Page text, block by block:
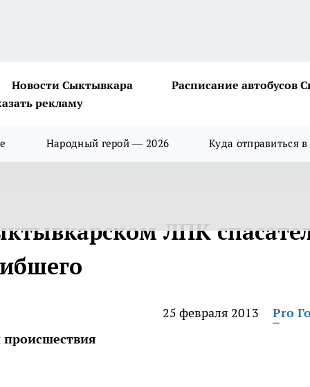
Новости Сыктывкара
Расписание автобусов
рекламу
Народный герой — 2026 Куда отправиться в
ЛПК
25 февраля 2013
Pro